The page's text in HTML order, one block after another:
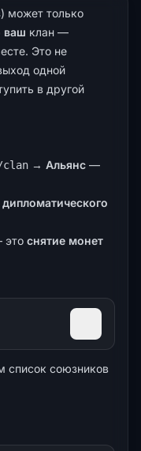
может только
ваш клан —
Это не
одной
в другой
clan → Альянс —
дипломатического
снятие монет
список союзников